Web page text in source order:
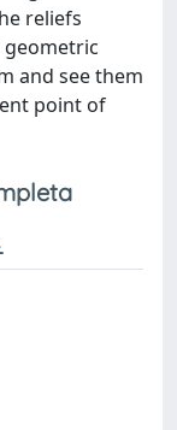
reliefs
geometric
and see them
point of